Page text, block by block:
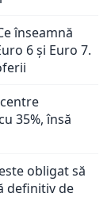
înseamnă
6 și Euro 7.
35%, însă
obligat să
definitiv de